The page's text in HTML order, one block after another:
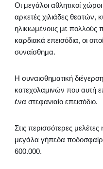
Οι μεγάλοι αθλητικοί
αρκετές χιλιάδες θεατών,
ηλικιωμένους με πολλούς
καρδιακά επεισόδια, οι
συναίσθημα.
Η συναισθηματική
κατεχολαμινών που αυτή
ένα στεφανιαίο επεισόδιο.
Στις περισσότερες
μεγάλα γήπεδα
600.000.